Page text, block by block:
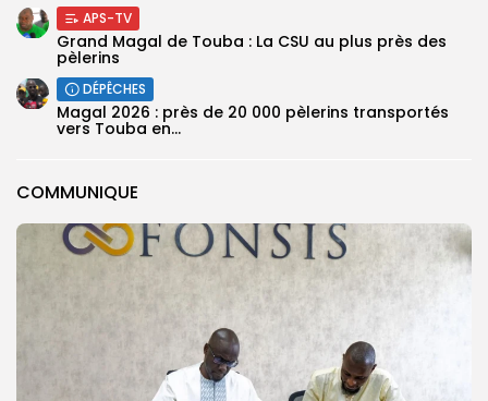
COMMUNIQUE
APS-TV
Grand Magal de Touba : La CSU au plus près des
pèlerins
DÉPÊCHES
Magal 2026 : près de 20 000 pèlerins transportés
vers Touba en...